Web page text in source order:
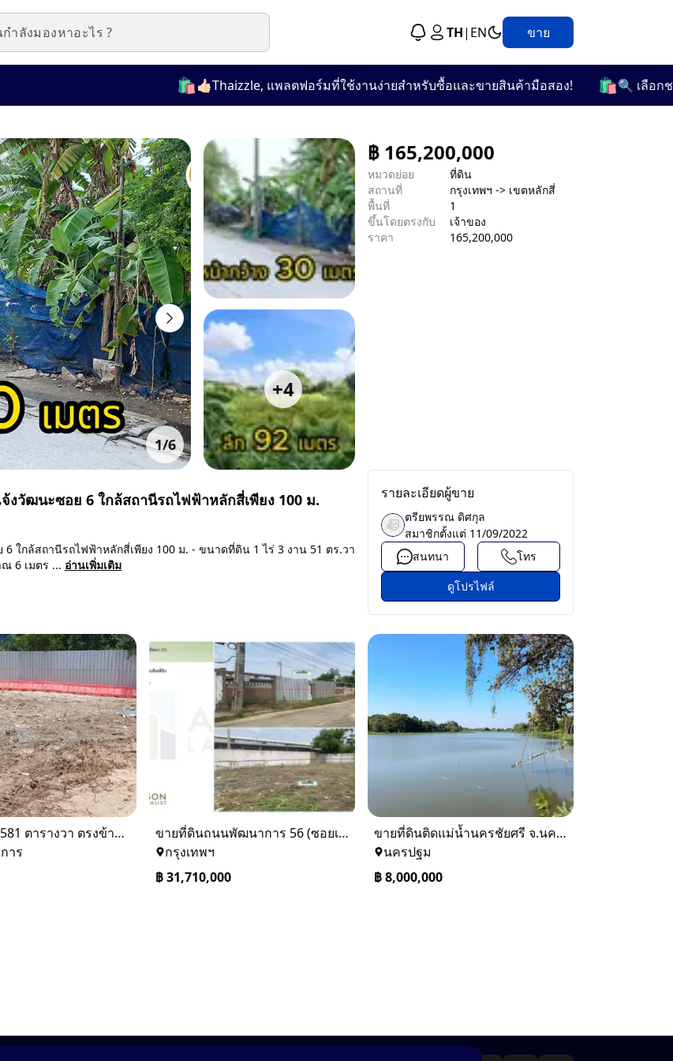
TH| EN ขาย
👍🏻Thaizzle, แพลตฟอร์มที่ใช้งานง่ายสำหรับซื้อและขายสินค้ามือสอง! 🛍️ 🔍 เลือกชมจา
1/6
+4
฿ 165,200,000
หมวดย่อย
ที่ดิน
สถานที่
กรุงเทพฯ -> เขตหลักสี่
พื้นที่
1
ขึ้นโดยตรงกับ
เจ้าของ
ราคา
165,200,000
งวัฒนะซอย 6 ใกล้สถานีรถไฟฟ้าหลักสี่เพียง 100 ม.
ใกล้สถานีรถไฟฟ้าหลักสี่เพียง 100 ม. - ขนาดที่ดิน 1 ไร่ 3 งาน 51 ตร.วา
6 เมตร ... อ่านเพิ่มเติม
รายละเอียดผู้ขาย
ตรียพรรณ ดิศกุล
สมาชิกตั้งแต่ 11/09/2022
สนทนา
โทร
ดูโปรไฟล์
ให้เช่าที่ดิน 581 ตารางวา ตรงข้างอู่ใหม่แจ็คบางหญ้าแพรก บางหัวเสือ
าร
ขายที่ดินถนนพัฒนาการ 56 (ซอยเอื้อพัฒนา 15)
กรุงเทพฯ
฿31,710,000
ขายที่ดินติดแม่น้ำนครชัยศรี จ.นครปฐม ทำเลดี ที่ดินถมแล้ว
นครปฐม
฿8,000,000